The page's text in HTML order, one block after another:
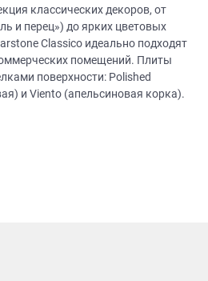
классических декоров, от
и перец») до ярких цветовых
Classico идеально подходят
помещений. Плиты
поверхности: Polished
и Viento (апельсиновая корка).